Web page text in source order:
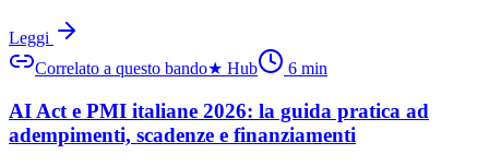
Leggi
Correlato a questo bando★ Hub 6 min
AI Act e PMI italiane 2026: la guida pratica ad
adempimenti, scadenze e finanziamenti